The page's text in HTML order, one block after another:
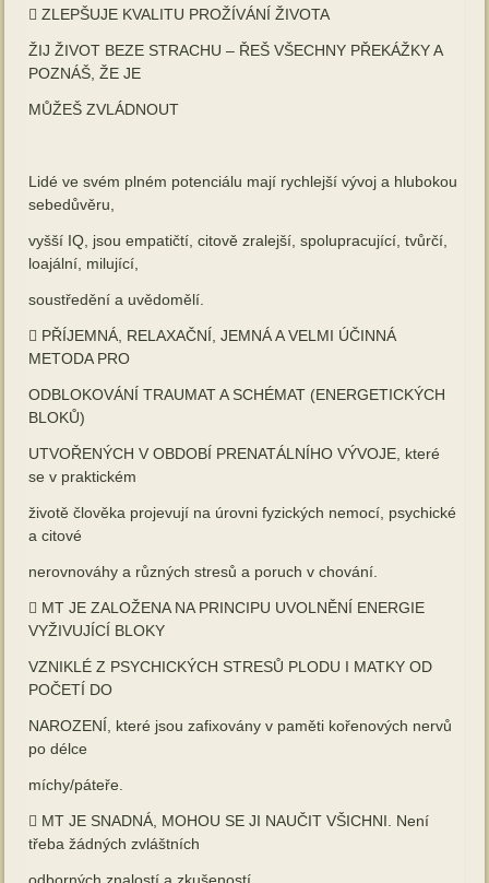
 ZLEPŠUJE KVALITU PROŽÍVÁNÍ ŽIVOTA
ŽIJ ŽIVOT BEZE STRACHU – ŘEŠ VŠECHNY PŘEKÁŽKY A
POZNÁŠ, ŽE JE
MŮŽEŠ ZVLÁDNOUT
Lidé ve svém plném potenciálu mají rychlejší vývoj a hlubokou
sebedůvěru,
vyšší IQ, jsou empatičtí, citově zralejší, spolupracující, tvůrčí,
loajální, milující,
soustředění a uvědomělí.
 PŘÍJEMNÁ, RELAXAČNÍ, JEMNÁ A VELMI ÚČINNÁ
METODA PRO
ODBLOKOVÁNÍ TRAUMAT A SCHÉMAT (ENERGETICKÝCH
BLOKŮ)
UTVOŘENÝCH V OBDOBÍ PRENATÁLNÍHO VÝVOJE, které
se v praktickém
životě člověka projevují na úrovni fyzických nemocí, psychické
a citové
nerovnováhy a různých stresů a poruch v chování.
 MT JE ZALOŽENA NA PRINCIPU UVOLNĚNÍ ENERGIE
VYŽIVUJÍCÍ BLOKY
VZNIKLÉ Z PSYCHICKÝCH STRESŮ PLODU I MATKY OD
POČETÍ DO
NAROZENÍ, které jsou zafixovány v paměti kořenových nervů
po délce
míchy/páteře.
 MT JE SNADNÁ, MOHOU SE JI NAUČIT VŠICHNI. Není
třeba žádných zvláštních